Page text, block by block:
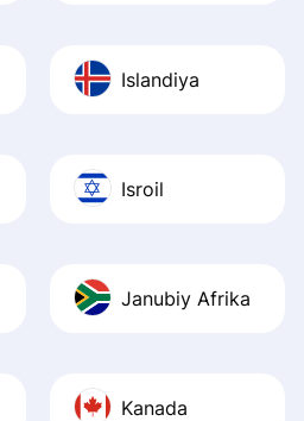
Islandiya
Isroil
Janubiy Afrika
Kanada